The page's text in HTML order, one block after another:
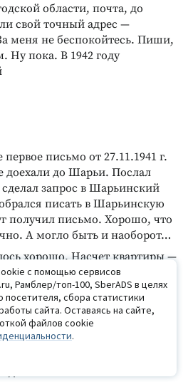
области, почта, до
свой точный адрес —
меня не беспокойтесь. Пиши,
Ну пока. В 1942 году
письмо от 27.11.1941 г.
доехали до Шарьи. Послал
запрос в Шарьинский
писать в Шарьинскую
получил письмо. Хорошо, что
А могло быть и наоборот…
хорошо. Насчет квартиры —
то тут и оставайся. В
много забот. Как лучше
как ты устроилась в
денег по аттестату,
получаешь ли деньги по
— получает ли мама пенсию?
ли хлеба? Что можно
с помощью сервисов
Рамблер/топ-100, SberADS в целях
посетителя, сбора статистики
сайта. Оставаясь на сайте,
файлов cookie
.